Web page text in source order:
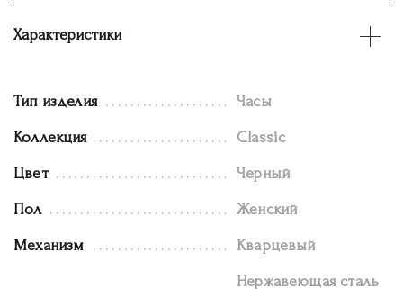
Характеристики
Тип изделия Часы
Коллекция Classic
Цвет Черный
Пол Женский
Механизм Кварцевый
Нержавеющая сталь